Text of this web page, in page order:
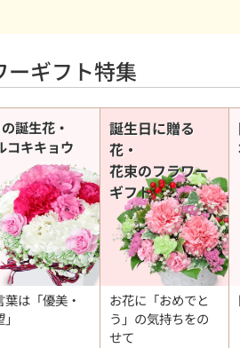
ーギフト特集
誕生花・
コキキョウ
葉は「優美・
誕生日に贈る
花・
花束のフラワー
ギフト
お花に「おめでと
う」の気持ちをの
せて